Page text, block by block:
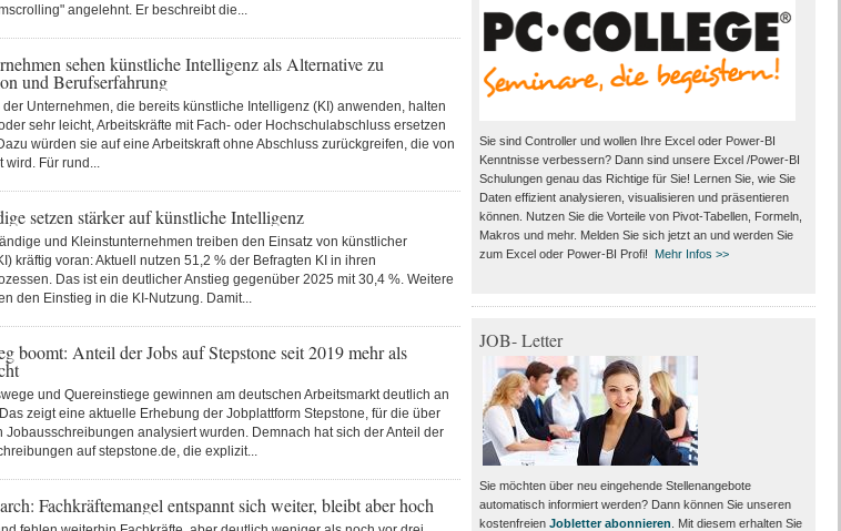
angelehnt. Er beschreibt die...
sehen künstliche Intelligenz als Alternative zu
und Berufserfahrung
der Unternehmen, die bereits künstliche Intelligenz (KI) anwenden, halten
sehr leicht, Arbeitskräfte mit Fach- oder Hochschulabschluss ersetzen
würden sie auf eine Arbeitskraft ohne Abschluss zurückgreifen, die von
wird. Für rund...
setzen stärker auf künstliche Intelligenz
und Kleinstunternehmen treiben den Einsatz von künstlicher
kräftig voran: Aktuell nutzen 51,2 % der Befragten KI in ihren
Das ist ein deutlicher Anstieg gegenüber 2025 mit 30,4 %. Weitere
den Einstieg in die KI-Nutzung. Damit...
boomt: Anteil der Jobs auf Stepstone seit 2019 mehr als
und Quereinstiege gewinnen am deutschen Arbeitsmarkt deutlich an
zeigt eine aktuelle Erhebung der Jobplattform Stepstone, für die über
Jobausschreibungen analysiert wurden. Demnach hat sich der Anteil der
auf stepstone.de, die explizit...
Fachkräftemangel entspannt sich weiter, bleibt aber hoch
Sie sind Controller und wollen Ihre Excel oder Power-BI
Kenntnisse verbessern? Dann sind unsere Excel /Power-BI
Schulungen genau das Richtige für Sie! Lernen Sie, wie Sie
Daten effizient analysieren, visualisieren und präsentieren
können. Nutzen Sie die Vorteile von Pivot-Tabellen, Formeln,
Makros und mehr. Melden Sie sich jetzt an und werden Sie
zum Excel oder Power-BI Profi!
Mehr Infos >>
JOB- Letter
Sie möchten über neu eingehende Stellenangebote
automatisch informiert werden? Dann können Sie unseren
kostenfreien Jobletter abonnieren . Mit diesem erhalten Sie